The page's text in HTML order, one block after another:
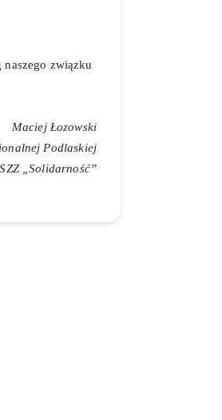
związku
Maciej Łozowski
Podlaskiej
„Solidarność”